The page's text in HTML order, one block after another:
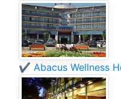
✔️ Abacus Wellness